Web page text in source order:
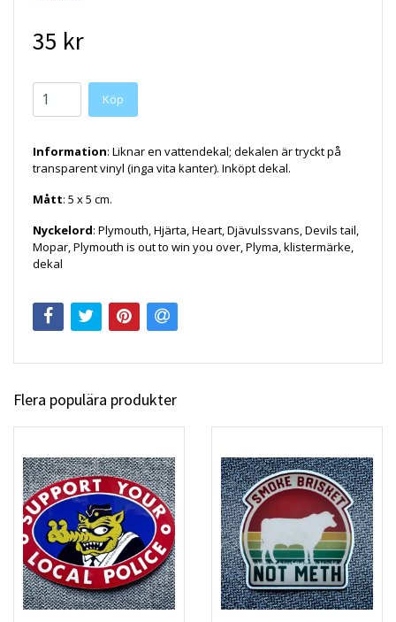
35 kr
Köp
Information: Liknar en vattendekal; dekalen är tryckt på
transparent vinyl (inga vita kanter). Inköpt dekal.
Mått: 5 x 5 cm.
Nyckelord: Plymouth, Hjärta, Heart, Djävulssvans, Devils tail,
Mopar, Plymouth is out to win you over, Plyma, klistermärke,
dekal
Flera populära produkter